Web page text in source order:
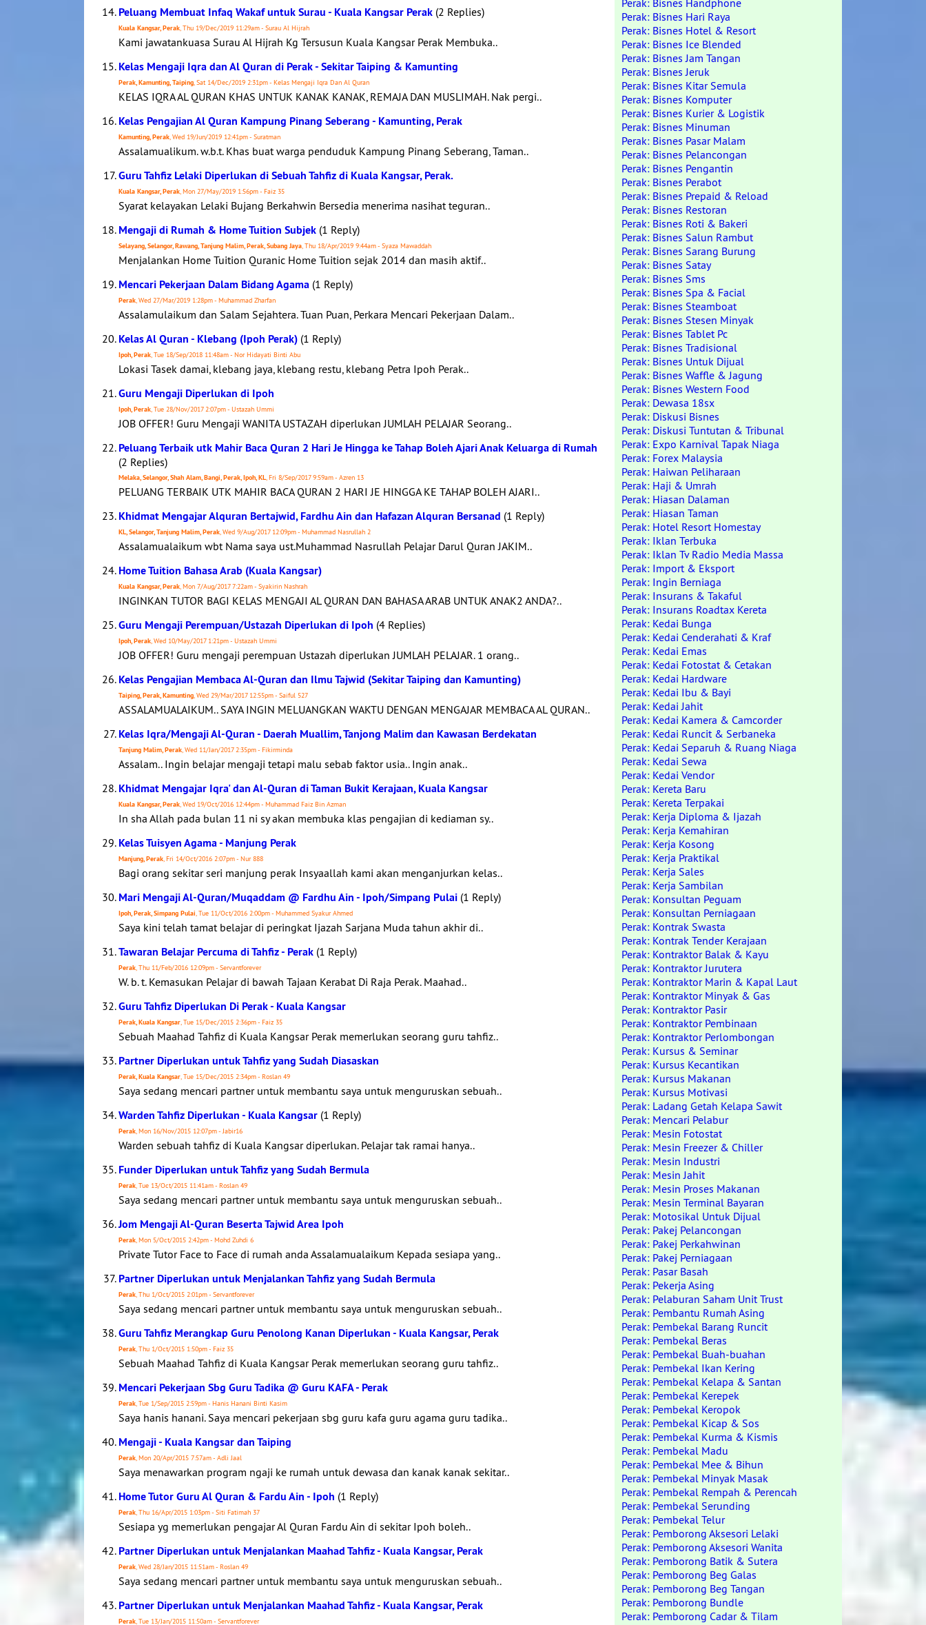
Peluang Membuat Infaq Wakaf untuk Surau - Kuala Kangsar Perak (2 Replies)
Kuala Kangsar, Perak, Thu 19/Dec/2019 11:29am - Surau Al Hijrah
Kami jawatankuasa Surau Al Hijrah Kg Tersusun Kuala Kangsar Perak Membuka..
Kelas Mengaji Iqra dan Al Quran di Perak - Sekitar Taiping & Kamunting
Perak, Kamunting, Taiping, Sat 14/Dec/2019 2:31pm - Kelas Mengaji Iqra Dan Al Quran
KELAS IQRA AL QURAN KHAS UNTUK KANAK KANAK, REMAJA DAN MUSLIMAH. Nak pergi..
Kelas Pengajian Al Quran Kampung Pinang Seberang - Kamunting, Perak
Kamunting, Perak, Wed 19/Jun/2019 12:41pm - Suratman
Assalamualikum. w.b.t. Khas buat warga penduduk Kampung Pinang Seberang, Taman..
Guru Tahfiz Lelaki Diperlukan di Sebuah Tahfiz di Kuala Kangsar, Perak.
Kuala Kangsar, Perak, Mon 27/May/2019 1:56pm - Faiz 35
Syarat kelayakan Lelaki Bujang Berkahwin Bersedia menerima nasihat teguran..
Mengaji di Rumah & Home Tuition Subjek (1 Reply)
Selayang, Selangor, Rawang, Tanjung Malim, Perak, Subang Jaya, Thu 18/Apr/2019 9:44am - Syaza Mawaddah
Menjalankan Home Tuition Quranic Home Tuition sejak 2014 dan masih aktif..
Mencari Pekerjaan Dalam Bidang Agama (1 Reply)
Perak, Wed 27/Mar/2019 1:28pm - Muhammad Zharfan
Assalamulaikum dan Salam Sejahtera. Tuan Puan, Perkara Mencari Pekerjaan Dalam..
Kelas Al Quran - Klebang (Ipoh Perak) (1 Reply)
Ipoh, Perak, Tue 18/Sep/2018 11:48am - Nor Hidayati Binti Abu
Lokasi Tasek damai, klebang jaya, klebang restu, klebang Petra Ipoh Perak..
Guru Mengaji Diperlukan di Ipoh
Ipoh, Perak, Tue 28/Nov/2017 2:07pm - Ustazah Ummi
JOB OFFER! Guru Mengaji WANITA USTAZAH diperlukan JUMLAH PELAJAR Seorang..
Peluang Terbaik utk Mahir Baca Quran 2 Hari Je Hingga ke Tahap Boleh Ajari Anak Keluarga di Rumah
(2 Replies)
Melaka, Selangor, Shah Alam, Bangi, Perak, Ipoh, KL, Fri 8/Sep/2017 9:59am - Azren 13
PELUANG TERBAIK UTK MAHIR BACA QURAN 2 HARI JE HINGGA KE TAHAP BOLEH AJARI..
Khidmat Mengajar Alquran Bertajwid, Fardhu Ain dan Hafazan Alquran Bersanad (1 Reply)
KL, Selangor, Tanjung Malim, Perak, Wed 9/Aug/2017 12:09pm - Muhammad Nasrullah 2
Assalamualaikum wbt Nama saya ust.Muhammad Nasrullah Pelajar Darul Quran JAKIM..
Home Tuition Bahasa Arab (Kuala Kangsar)
Kuala Kangsar, Perak, Mon 7/Aug/2017 7:22am - Syakirin Nashrah
INGINKAN TUTOR BAGI KELAS MENGAJI AL QURAN DAN BAHASA ARAB UNTUK ANAK2 ANDA?..
Guru Mengaji Perempuan/Ustazah Diperlukan di Ipoh (4 Replies)
Ipoh, Perak, Wed 10/May/2017 1:21pm - Ustazah Ummi
JOB OFFER! Guru mengaji perempuan Ustazah diperlukan JUMLAH PELAJAR. 1 orang..
Kelas Pengajian Membaca Al-Quran dan Ilmu Tajwid (Sekitar Taiping dan Kamunting)
Taiping, Perak, Kamunting, Wed 29/Mar/2017 12:55pm - Saiful 527
ASSALAMUALAIKUM.. SAYA INGIN MELUANGKAN WAKTU DENGAN MENGAJAR MEMBACA AL QURAN..
Kelas Iqra/Mengaji Al-Quran - Daerah Muallim, Tanjong Malim dan Kawasan Berdekatan
Tanjung Malim, Perak, Wed 11/Jan/2017 2:35pm - Fikirminda
Assalam.. Ingin belajar mengaji tetapi malu sebab faktor usia.. Ingin anak..
Khidmat Mengajar Iqra' dan Al-Quran di Taman Bukit Kerajaan, Kuala Kangsar
Kuala Kangsar, Perak, Wed 19/Oct/2016 12:44pm - Muhammad Faiz Bin Azman
In sha Allah pada bulan 11 ni sy akan membuka klas pengajian di kediaman sy..
Kelas Tuisyen Agama - Manjung Perak
Manjung, Perak, Fri 14/Oct/2016 2:07pm - Nur 888
Bagi orang sekitar seri manjung perak Insyaallah kami akan menganjurkan kelas..
Mari Mengaji Al-Quran/Muqaddam @ Fardhu Ain - Ipoh/Simpang Pulai (1 Reply)
Ipoh, Perak, Simpang Pulai, Tue 11/Oct/2016 2:00pm - Muhammed Syakur Ahmed
Saya kini telah tamat belajar di peringkat Ijazah Sarjana Muda tahun akhir di..
Tawaran Belajar Percuma di Tahfiz - Perak (1 Reply)
Perak, Thu 11/Feb/2016 12:09pm - Servantforever
W. b. t. Kemasukan Pelajar di bawah Tajaan Kerabat Di Raja Perak. Maahad..
Guru Tahfiz Diperlukan Di Perak - Kuala Kangsar
Perak, Kuala Kangsar, Tue 15/Dec/2015 2:36pm - Faiz 35
Sebuah Maahad Tahfiz di Kuala Kangsar Perak memerlukan seorang guru tahfiz..
Partner Diperlukan untuk Tahfiz yang Sudah Diasaskan
Perak, Kuala Kangsar, Tue 15/Dec/2015 2:34pm - Roslan 49
Saya sedang mencari partner untuk membantu saya untuk menguruskan sebuah..
Warden Tahfiz Diperlukan - Kuala Kangsar (1 Reply)
Perak, Mon 16/Nov/2015 12:07pm - Jabir16
Warden sebuah tahfiz di Kuala Kangsar diperlukan. Pelajar tak ramai hanya..
Funder Diperlukan untuk Tahfiz yang Sudah Bermula
Perak, Tue 13/Oct/2015 11:41am - Roslan 49
Saya sedang mencari partner untuk membantu saya untuk menguruskan sebuah..
Jom Mengaji Al-Quran Beserta Tajwid Area Ipoh
Perak, Mon 5/Oct/2015 2:42pm - Mohd Zuhdi 6
Private Tutor Face to Face di rumah anda Assalamualaikum Kepada sesiapa yang..
Partner Diperlukan untuk Menjalankan Tahfiz yang Sudah Bermula
Perak, Thu 1/Oct/2015 2:01pm - Servantforever
Saya sedang mencari partner untuk membantu saya untuk menguruskan sebuah..
Guru Tahfiz Merangkap Guru Penolong Kanan Diperlukan - Kuala Kangsar, Perak
Perak, Thu 1/Oct/2015 1:50pm - Faiz 35
Sebuah Maahad Tahfiz di Kuala Kangsar Perak memerlukan seorang guru tahfiz..
Mencari Pekerjaan Sbg Guru Tadika @ Guru KAFA - Perak
Perak, Tue 1/Sep/2015 2:59pm - Hanis Hanani Binti Kasim
Saya hanis hanani. Saya mencari pekerjaan sbg guru kafa guru agama guru tadika..
Mengaji - Kuala Kangsar dan Taiping
Perak, Mon 20/Apr/2015 7:57am - Adli Jaal
Saya menawarkan program ngaji ke rumah untuk dewasa dan kanak kanak sekitar..
Home Tutor Guru Al Quran & Fardu Ain - Ipoh (1 Reply)
Perak, Thu 16/Apr/2015 1:03pm - Siti Fatimah 37
Sesiapa yg memerlukan pengajar Al Quran Fardu Ain di sekitar Ipoh boleh..
Partner Diperlukan untuk Menjalankan Maahad Tahfiz - Kuala Kangsar, Perak
Perak, Wed 28/Jan/2015 11:51am - Roslan 49
Saya sedang mencari partner untuk membantu saya untuk menguruskan sebuah..
Partner Diperlukan untuk Menjalankan Maahad Tahfiz - Kuala Kangsar, Perak
Perak, Tue 13/Jan/2015 11:50am - Servantforever
Perak: Bisnes Handphone
Perak: Bisnes Hari Raya
Perak: Bisnes Hotel & Resort
Perak: Bisnes Ice Blended
Perak: Bisnes Jam Tangan
Perak: Bisnes Jeruk
Perak: Bisnes Kitar Semula
Perak: Bisnes Komputer
Perak: Bisnes Kurier & Logistik
Perak: Bisnes Minuman
Perak: Bisnes Pasar Malam
Perak: Bisnes Pelancongan
Perak: Bisnes Pengantin
Perak: Bisnes Perabot
Perak: Bisnes Prepaid & Reload
Perak: Bisnes Restoran
Perak: Bisnes Roti & Bakeri
Perak: Bisnes Salun Rambut
Perak: Bisnes Sarang Burung
Perak: Bisnes Satay
Perak: Bisnes Sms
Perak: Bisnes Spa & Facial
Perak: Bisnes Steamboat
Perak: Bisnes Stesen Minyak
Perak: Bisnes Tablet Pc
Perak: Bisnes Tradisional
Perak: Bisnes Untuk Dijual
Perak: Bisnes Waffle & Jagung
Perak: Bisnes Western Food
Perak: Dewasa 18sx
Perak: Diskusi Bisnes
Perak: Diskusi Tuntutan & Tribunal
Perak: Expo Karnival Tapak Niaga
Perak: Forex Malaysia
Perak: Haiwan Peliharaan
Perak: Haji & Umrah
Perak: Hiasan Dalaman
Perak: Hiasan Taman
Perak: Hotel Resort Homestay
Perak: Iklan Terbuka
Perak: Iklan Tv Radio Media Massa
Perak: Import & Eksport
Perak: Ingin Berniaga
Perak: Insurans & Takaful
Perak: Insurans Roadtax Kereta
Perak: Kedai Bunga
Perak: Kedai Cenderahati & Kraf
Perak: Kedai Emas
Perak: Kedai Fotostat & Cetakan
Perak: Kedai Hardware
Perak: Kedai Ibu & Bayi
Perak: Kedai Jahit
Perak: Kedai Kamera & Camcorder
Perak: Kedai Runcit & Serbaneka
Perak: Kedai Separuh & Ruang Niaga
Perak: Kedai Sewa
Perak: Kedai Vendor
Perak: Kereta Baru
Perak: Kereta Terpakai
Perak: Kerja Diploma & Ijazah
Perak: Kerja Kemahiran
Perak: Kerja Kosong
Perak: Kerja Praktikal
Perak: Kerja Sales
Perak: Kerja Sambilan
Perak: Konsultan Peguam
Perak: Konsultan Perniagaan
Perak: Kontrak Swasta
Perak: Kontrak Tender Kerajaan
Perak: Kontraktor Balak & Kayu
Perak: Kontraktor Jurutera
Perak: Kontraktor Marin & Kapal Laut
Perak: Kontraktor Minyak & Gas
Perak: Kontraktor Pasir
Perak: Kontraktor Pembinaan
Perak: Kontraktor Perlombongan
Perak: Kursus & Seminar
Perak: Kursus Kecantikan
Perak: Kursus Makanan
Perak: Kursus Motivasi
Perak: Ladang Getah Kelapa Sawit
Perak: Mencari Pelabur
Perak: Mesin Fotostat
Perak: Mesin Freezer & Chiller
Perak: Mesin Industri
Perak: Mesin Jahit
Perak: Mesin Proses Makanan
Perak: Mesin Terminal Bayaran
Perak: Motosikal Untuk Dijual
Perak: Pakej Pelancongan
Perak: Pakej Perkahwinan
Perak: Pakej Perniagaan
Perak: Pasar Basah
Perak: Pekerja Asing
Perak: Pelaburan Saham Unit Trust
Perak: Pembantu Rumah Asing
Perak: Pembekal Barang Runcit
Perak: Pembekal Beras
Perak: Pembekal Buah-buahan
Perak: Pembekal Ikan Kering
Perak: Pembekal Kelapa & Santan
Perak: Pembekal Kerepek
Perak: Pembekal Keropok
Perak: Pembekal Kicap & Sos
Perak: Pembekal Kurma & Kismis
Perak: Pembekal Madu
Perak: Pembekal Mee & Bihun
Perak: Pembekal Minyak Masak
Perak: Pembekal Rempah & Perencah
Perak: Pembekal Serunding
Perak: Pembekal Telur
Perak: Pemborong Aksesori Lelaki
Perak: Pemborong Aksesori Wanita
Perak: Pemborong Batik & Sutera
Perak: Pemborong Beg Galas
Perak: Pemborong Beg Tangan
Perak: Pemborong Bundle
Perak: Pemborong Cadar & Tilam